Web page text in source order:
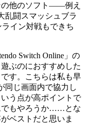
の他のソフト――例え
乱闘スマッシュブラ
イン対戦もできち
Switch Online」の
ぶのにおすすめした
す。こちらは私も早
同じ画面内で協力し
う点が高ポイントで
でもやろうか……とな
ベストだと思いま